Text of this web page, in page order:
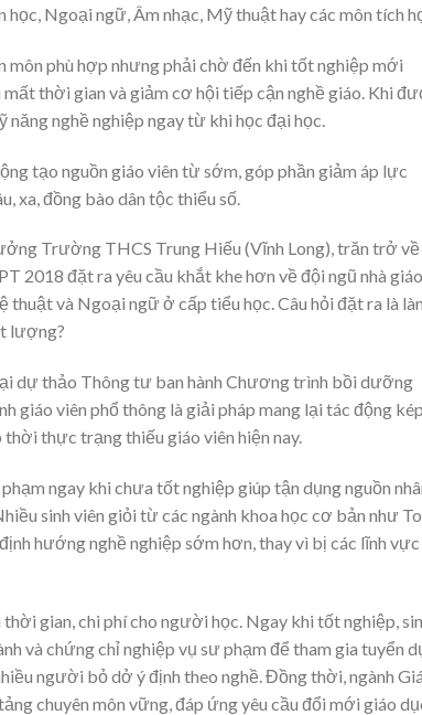
Ngoại ngữ, Âm nhạc, Mỹ thuật hay các môn tích
môn phù hợp nhưng phải chờ đến khi tốt nghiệp mới
thời gian và giảm cơ hội tiếp cận nghề giáo. Khi
năng nghề nghiệp ngay từ khi học đại học.
tạo nguồn giáo viên từ sớm, góp phần giảm áp lực
xa, đồng bào dân tộc thiểu số.
Trường THCS Trung Hiếu (Vĩnh Long), trăn trở về
2018 đặt ra yêu cầu khắt khe hơn về đội ngũ nhà
thuật và Ngoại ngữ ở cấp tiểu học. Câu hỏi đặt ra là
lượng?
dự thảo Thông tư ban hành Chương trình bồi dưỡng
giáo viên phổ thông là giải pháp mang lại tác động
thực trạng thiếu giáo viên hiện nay.
ngay khi chưa tốt nghiệp giúp tận dụng nguồn
sinh viên giỏi từ các ngành khoa học cơ bản như
hướng nghề nghiệp sớm hơn, thay vì bị các lĩnh vực
gian, chi phí cho người học. Ngay khi tốt nghiệp,
và chứng chỉ nghiệp vụ sư phạm để tham gia tuyển
người bỏ dở ý định theo nghề. Đồng thời, ngành
chuyên môn vững, đáp ứng yêu cầu đổi mới giáo